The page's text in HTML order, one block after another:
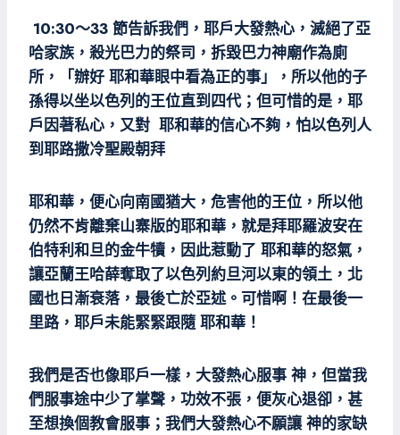
10:30～33 節告訴我們，耶戶大發熱心，滅絕了亞
哈家族，殺光巴力的祭司，拆毀巴力神廟作為廁
所，「辦好 耶和華眼中看為正的事」，所以他的子
孫得以坐以色列的王位直到四代；但可惜的是，耶
戶因著私心，又對 耶和華的信心不夠，怕以色列人
到耶路撒冷聖殿朝拜
耶和華，便心向南國猶大，危害他的王位，所以他
仍然不肯離棄山寨版的耶和華，就是拜耶羅波安在
伯特利和旦的金牛犢，因此惹動了 耶和華的怒氣，
讓亞蘭王哈薛奪取了以色列約旦河以東的領土，北
國也日漸衰落，最後亡於亞述。可惜啊！在最後一
里路，耶戶未能緊緊跟隨 耶和華！
我們是否也像耶戶一樣，大發熱心服事 神，但當我
們服事途中少了掌聲，功效不張，便灰心退卻，甚
至想換個教會服事；我們大發熱心不願讓 神的家缺